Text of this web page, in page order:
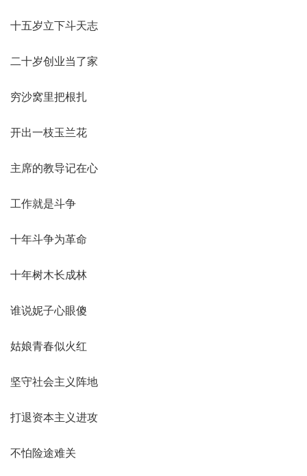
十五岁立下斗天志
二十岁创业当了家
穷沙窝里把根扎
开出一枝玉兰花
主席的教导记在心
工作就是斗争
十年斗争为革命
十年树木长成林
谁说妮子心眼傻
姑娘青春似火红
坚守社会主义阵地
打退资本主义进攻
不怕险途难关